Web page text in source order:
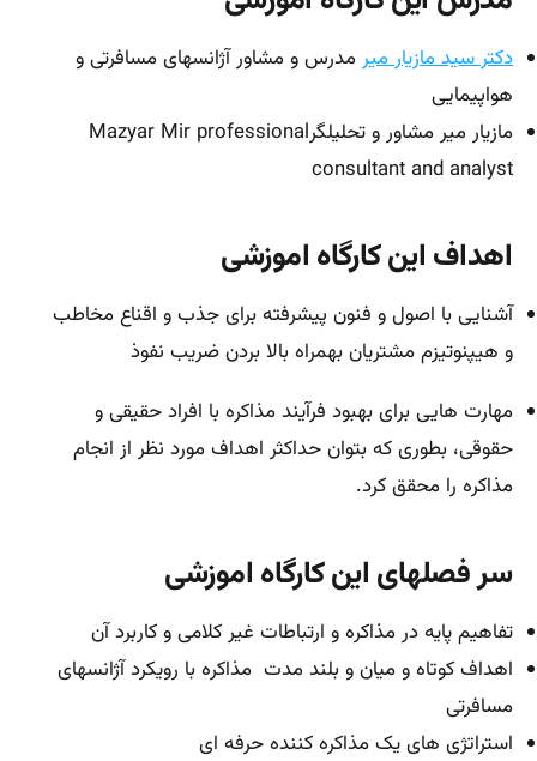
دکتر سید مازیار میر مدرس و مشاور آژانسهای مسافرتی و
هواپیمایی
مازیار میر مشاور و تحلیلگرMazyar Mir professional
consultant and analyst
اهداف این کارگاه اموزشی
آشنایی با اصول و فنون پیشرفته برای جذب و اقناع مخاطب
و هیپنوتیزم مشتریان بهمراه بالا بردن ضریب نفوذ
مهارت هایی برای بهبود فرآیند مذاکره با افراد حقیقی و
حقوقی، بطوری که بتوان حداکثر اهداف مورد نظر از انجام
مذاکره را محقق کرد.
سر فصلهای این کارگاه اموزشی
تفاهیم پایه در مذاکره و ارتباطات غیر کلامی و کاربرد آن
اهداف کوتاه و میان و بلند مدت مذاکره با رویکرد آژانسهای
مسافرتی
استراتژی های یک مذاکره کننده حرفه ای